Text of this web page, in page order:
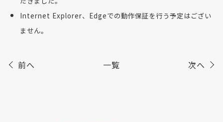
Internet Explorer、Edgeでの動作保証を行う予定はござい
ません。
前へ 一覧 次へ